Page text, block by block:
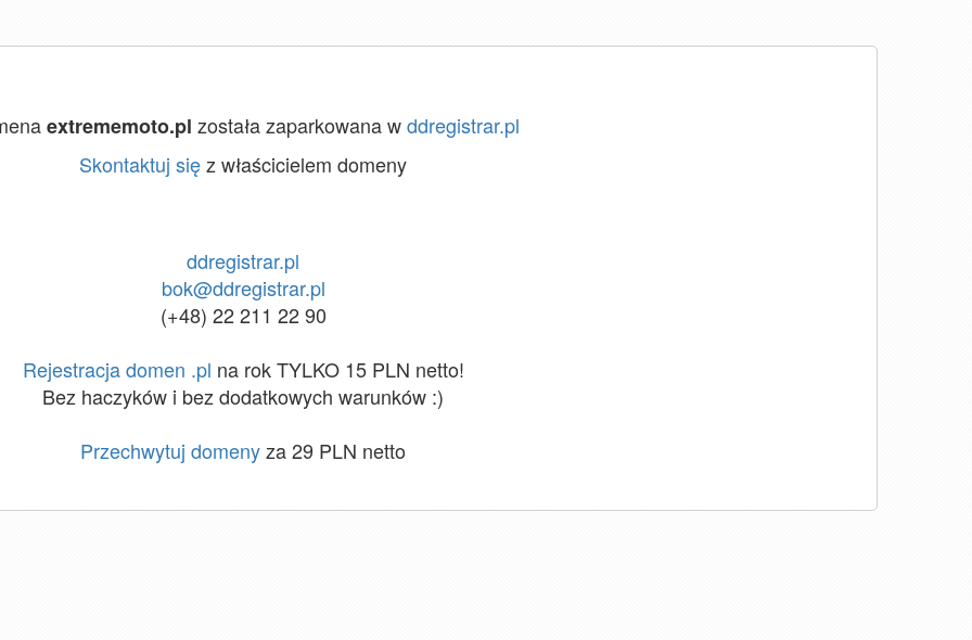
extrememoto.pl została zaparkowana wddregistrar.pl
Skontaktuj sięz właścicielem domeny
ddregistrar.pl
bok@ddregistrar.pl
(+48) 22 211 22 90
Rejestracja domen .pl na rok TYLKO 15 PLN netto!
Bez haczyków i bez dodatkowych warunków :)
Przechwytuj domenyza 29 PLN netto